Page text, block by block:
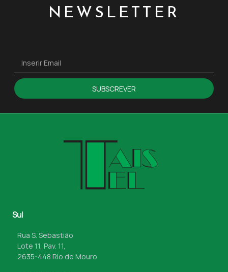
NEWSLETTER
SUBSCREVER
Sul
Rua S. Sebastião
Lote 11, Pav. 11,
2635-448 Rio de Mouro